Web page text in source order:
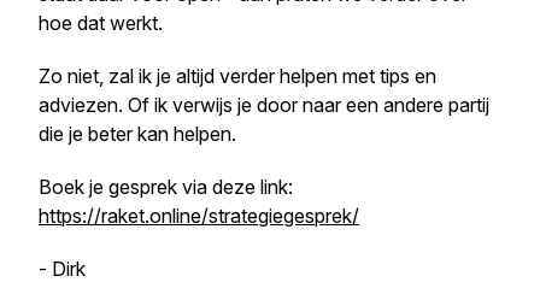
hoe dat werkt.
Zo niet, zal ik je altijd verder helpen met tips en
adviezen. Of ik verwijs je door naar een andere partij
die je beter kan helpen.
Boek je gesprek via deze link:
https://raket.online/strategiegesprek/
- Dirk